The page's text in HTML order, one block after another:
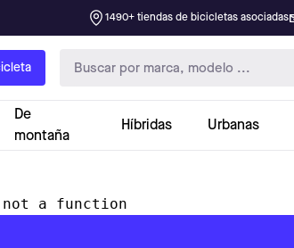
1490+ tiendas de bicicletas asociadas
De
montaña
Híbridas Urbanas
a function